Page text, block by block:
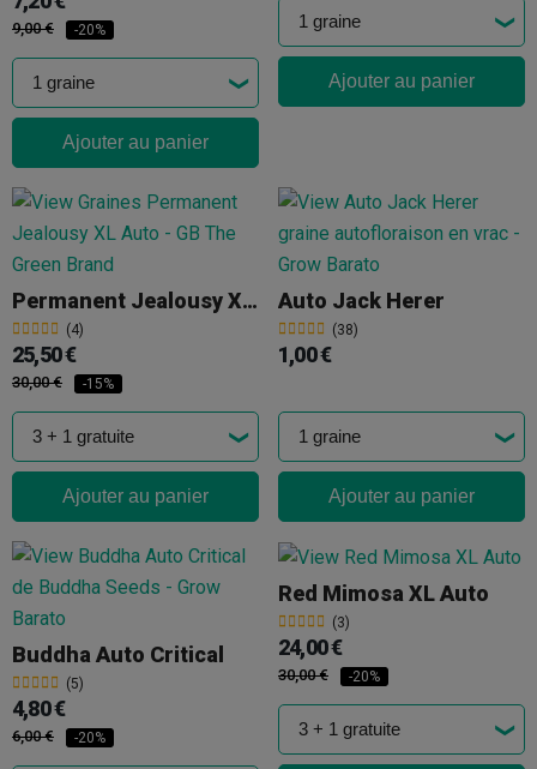
9,00 € -20%
Ajouter au panier
Ajouter au panier
Permanent Jealousy XL Auto
(4)
25,50 €
30,00 € -15%
Ajouter au panier
Auto Jack Herer
(38)
1,00 €
Ajouter au panier
Buddha Auto Critical
(5)
4,80 €
6,00 € -20%
Red Mimosa XL Auto
(3)
24,00 €
30,00 € -20%